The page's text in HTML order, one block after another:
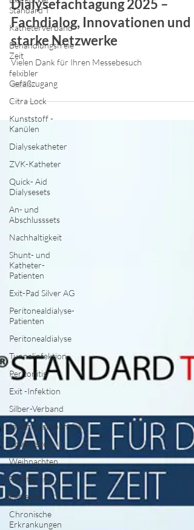
Standard T
Katheterverband
Behandlungsfreie
Zeit
felxibler
Gefäßzugang
Citra Lock
Kunststoff -
Kanülen
Dialysekatheter
ZVK-Katheter
Quick- Aid
Dialysesets
An- und
Abschlusssets
Nachhaltigkeit
Shunt- und
Katheter-
Patienten
Exit-Pad Silver AG
Peritonealdialyse-
Patienten
Peritonealdialyse
Tunnelinfektion
Peritonitis
Exit -Infektion
Silber-Verband
Infektionsprophylaxe
Adventszeit
Weihnachten
Fachtagung
Pädiatrie
Chronische
Erkrankungen
Rückblick: 33. Erfurter
Dialysefachtagung 2025 –
Fachdialog, Innovationen und
starke Netzwerke
Vielen Dank für Ihren Messebesuch